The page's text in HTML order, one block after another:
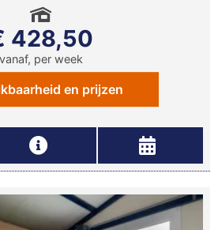
428,50
vanaf, per week
en prijzen